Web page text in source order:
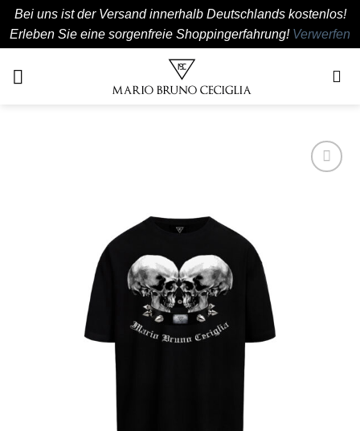
Bei uns ist der Versand innerhalb Deutschlands kostenlos!
Erleben Sie eine sorgenfreie Shoppingerfahrung! Verwerfen